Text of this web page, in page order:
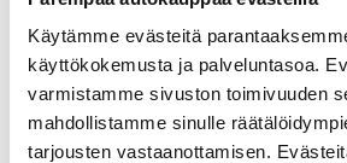
Käytämme evästeitä
käyttökokemusta ja palveluntasoa.
varmistamme sivuston toimivuuden
mahdollistamme sinulle
tarjousten vastaanottamisen.
elokuu 2025 (1)
syyskuu 2025 (4)
lokakuu 2025 (1)
marraskuu 2025 (1)